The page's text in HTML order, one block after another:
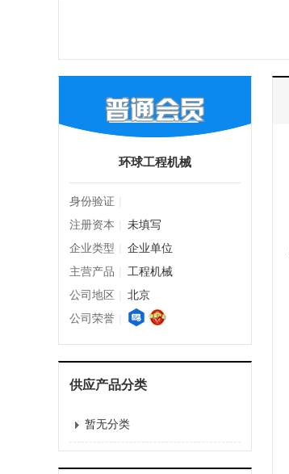
环球工程机械
身份验证
注册资本
未填写
企业类型
企业单位
主营产品
工程机械
公司地区
北京
公司荣誉
供应产品分类
暂无分类